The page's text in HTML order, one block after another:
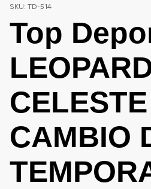
SKU: TD-514
Top
CAMBIO